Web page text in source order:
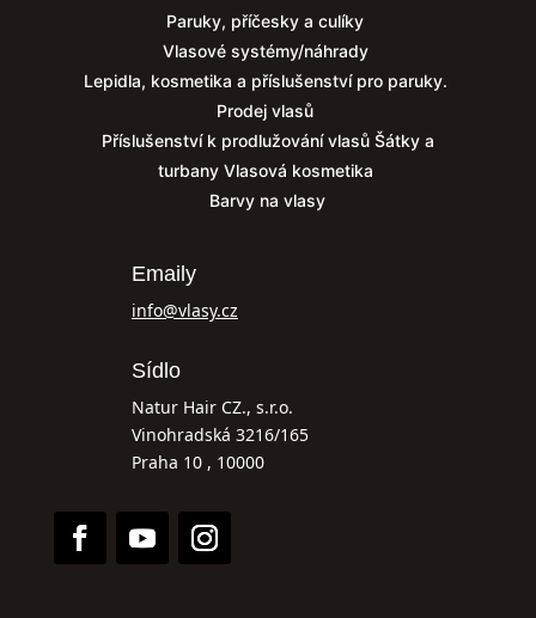
Paruky, příčesky a culíky
Vlasové systémy/náhrady
Lepidla, kosmetika a příslušenství pro paruky.
Prodej vlasů
Příslušenství k prodlužování vlasů Šátky a
turbany Vlasová kosmetika
Barvy na vlasy
Emaily
info@vlasy.cz
Sídlo
Natur Hair CZ., s.r.o.
Vinohradská 3216/165
Praha 10 , 10000